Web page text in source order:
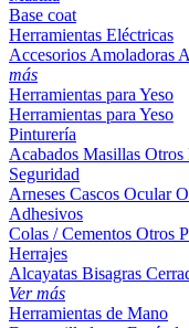
Base coat
Herramientas Eléctricas
Accesorios Amoladoras
más
Herramientas para Yeso
Herramientas para Yeso
Pinturería
Acabados Masillas Otros
Seguridad
Arneses Cascos Ocular
Adhesivos
Colas / Cementos Otros
Herrajes
Alcayatas Bisagras
Ver más
Herramientas de Mano